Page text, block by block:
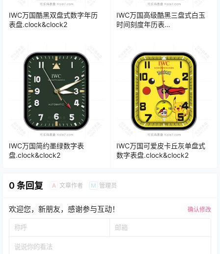
IWC万国酷黑双盘式数字年历
表盘.clock&clock2
IWC万国高级酷黑三盘式白玉
时间刻度年历表
IWC万国简约墨绿数字表
盘.clock&clock2
IWC万国可爱皮卡丘灰单盘式
数字表盘.clock&clock2
0 条回复 A 文章作者 M 管理员
欢迎您，新朋友，感谢参与互动！ 确认修改